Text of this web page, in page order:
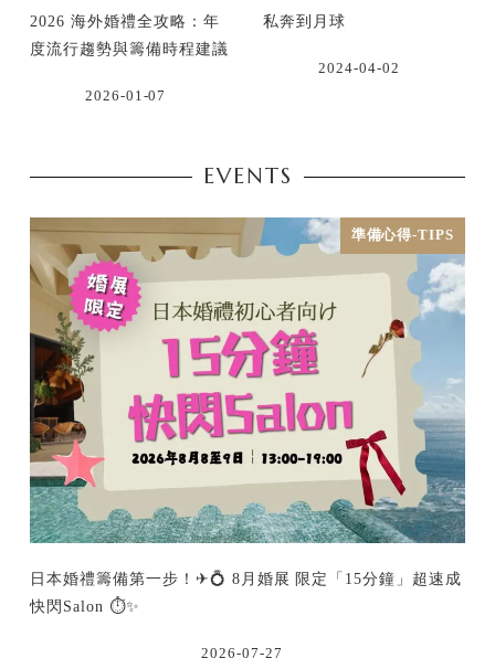
2026 海外婚禮全攻略：年
度流行趨勢與籌備時程建議
2026-01-07
私奔到月球
2024-04-02
EVENTS
準備心得-TIPS
日本婚禮籌備第一步！✈💍 8月婚展 限定「15分鐘」超速成
快閃Salon ⏱️✨
2026-07-27